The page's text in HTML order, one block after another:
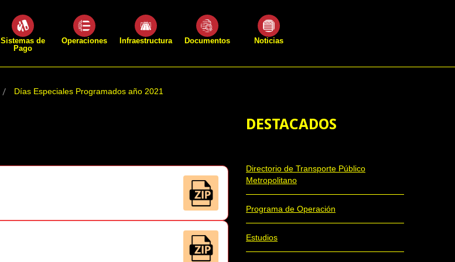
Sistemas de
Pago
Operaciones Infraestructura Documentos Noticias
Días Especiales Programados año 2021
DESTACADOS
Directorio de Transporte Público
Metropolitano
Programa de Operación
Estudios